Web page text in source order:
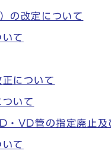
の改定について
て
について
いて
・VD管の指定廃止及
て